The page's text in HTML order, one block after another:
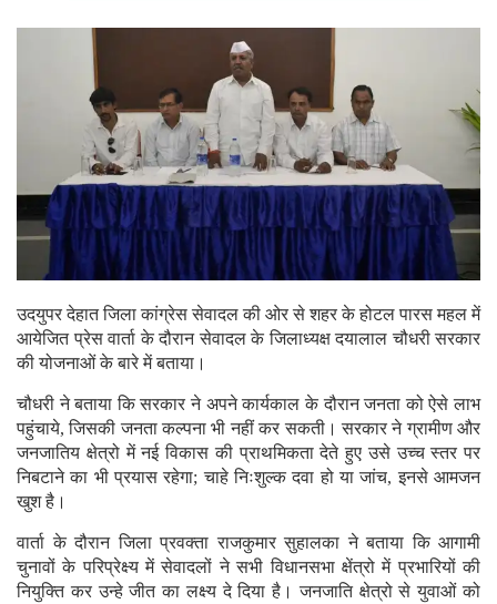
उदयुपर देहात जिला कांग्रेस सेवादल की ओर से शहर के होटल पारस महल में
आयेजित प्रेस वार्ता के दौरान सेवादल के जिलाध्यक्ष दयालाल चौधरी सरकार
की योजनाओं के बारे में बताया।
चौधरी ने बताया कि सरकार ने अपने कार्यकाल के दौरान जनता को ऐसे लाभ
पहुंचाये, जिसकी जनता कल्पना भी नहीं कर सकती। सरकार ने ग्रामीण और
जनजातिय क्षेत्रो में नई विकास की प्राथमिकता देते हुए उसे उच्च स्तर पर
निबटाने का भी प्रयास रहेगा; चाहे निःशुल्क दवा हो या जांच, इनसे आमजन
खुश है।
वार्ता के दौरान जिला प्रवक्ता राजकुमार सुहालका ने बताया कि आगामी
चुनावों के परिप्रेक्ष्य में सेवादलों ने सभी विधानसभा क्षेंत्रो में प्रभारियों की
नियुक्ति कर उन्हे जीत का लक्ष्य दे दिया है। जनजाति क्षेत्रो से युवाओं को